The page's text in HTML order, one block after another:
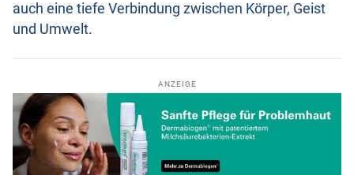
auch eine tiefe Verbindung zwischen Körper, Geist
und Umwelt.
ANZEIGE